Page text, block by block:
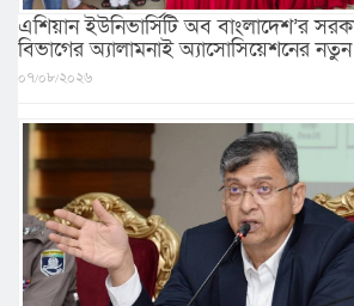
এশিয়ান ইউনিভার্সিটি অব বাংলাদেশ’র
বিভাগের অ্যালামনাই অ্যাসোসিয়েশনের
০৭/০৮/২০২৬